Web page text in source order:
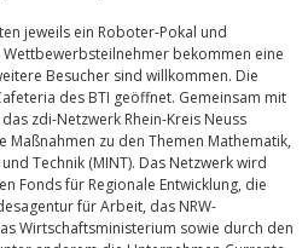
jeweils ein Roboter-Pokal und
bekommen eine
Besucher sind willkommen. Die
des BTI geöffnet. Gemeinsam mit
zdi-Netzwerk Rhein-Kreis Neuss
zu den Themen Mathematik,
Technik (MINT). Das Netzwerk wird
Fonds für Regionale Entwicklung, die
für Arbeit, das NRW-
Wirtschaftsministerium sowie durch den